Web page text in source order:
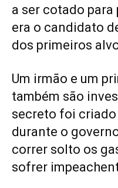
a ser cotado para
era o candidato
dos primeiros
Um irmão e um
também são
secreto foi
durante o
correr solto os
sofrer